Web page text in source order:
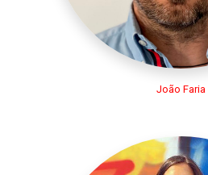
João Faria